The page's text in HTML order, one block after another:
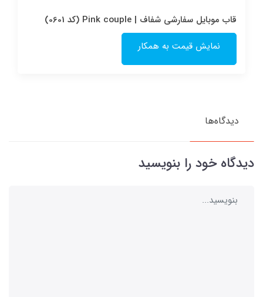
قاب موبایل سفارشی شفاف | Pink couple (کد 0601)
نمایش قیمت به همکار
دیدگاه‌ها
دیدگاه خود را بنویسید